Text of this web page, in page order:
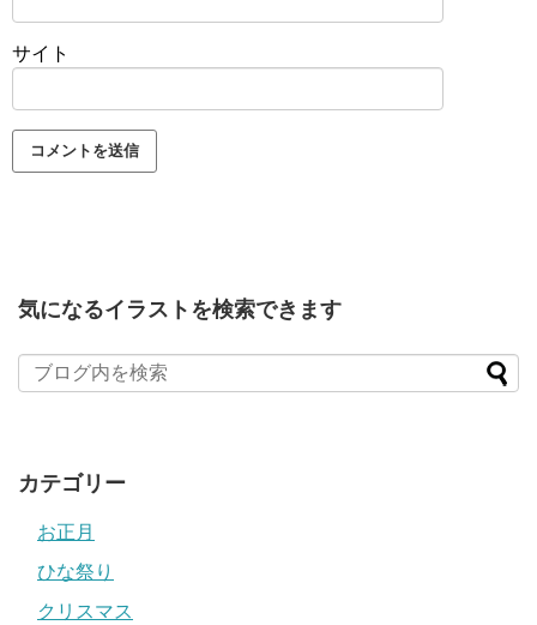
サイト
気になるイラストを検索できます
カテゴリー
お正月
ひな祭り
クリスマス